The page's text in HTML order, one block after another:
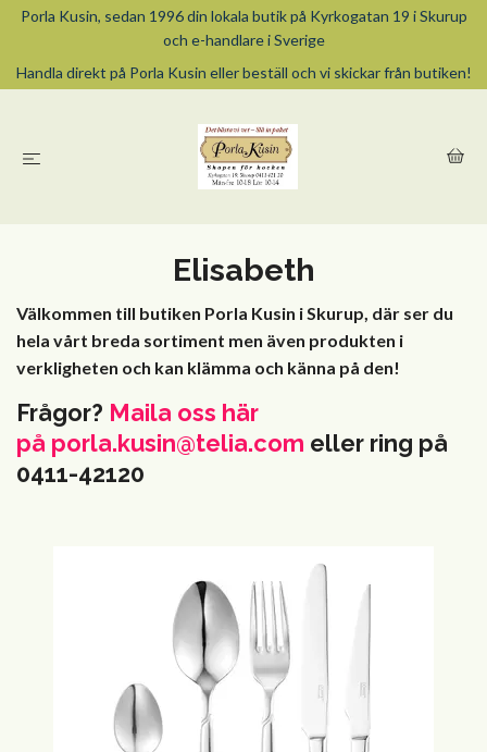
Porla Kusin, sedan 1996 din lokala butik på Kyrkogatan 19 i Skurup
och e-handlare i Sverige
Handla direkt på Porla Kusin eller beställ och vi skickar från butiken!
Elisabeth
Välkommen till butiken Porla Kusin i Skurup, där ser du
hela vårt breda sortiment men även produkten i
verkligheten och kan klämma och känna på den!
Frågor? Maila oss här
på porla.kusin@telia.com eller ring på
0411-42120